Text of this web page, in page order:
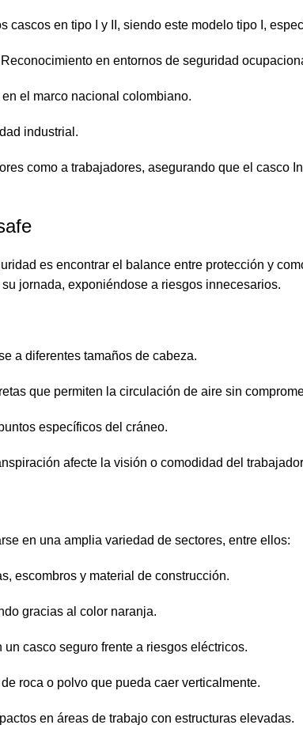
en tipo I y II, siendo este modelo tipo I,
en entornos de seguridad
el marco nacional colombiano.
industrial.
como a trabajadores, asegurando que el casco
es encontrar el balance entre protección y
jornada, exponiéndose a riesgos innecesarios.
a diferentes tamaños de cabeza.
que permiten la circulación de aire sin
específicos del cráneo.
afecte la visión o comodidad del
en una amplia variedad de sectores, entre ellos:
escombros y material de construcción.
gracias al color naranja.
casco seguro frente a riesgos eléctricos.
roca o polvo que pueda caer verticalmente.
en áreas de trabajo con estructuras elevadas.